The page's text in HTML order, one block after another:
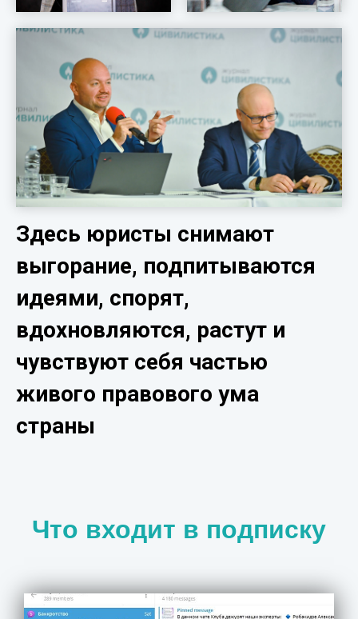
Здесь юристы снимают
выгорание, подпитываются
идеями, спорят,
вдохновляются, растут и
чувствуют себя частью
живого правового ума
страны
Что входит в подписку